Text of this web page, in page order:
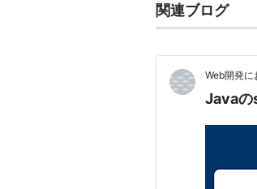
関連ブログ
Web開発に
Javaの